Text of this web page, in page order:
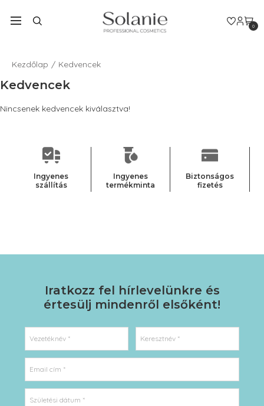
0
Kezdőlap Kedvencek
Kedvencek
Nincsenek kedvencek kiválasztva!
Ingyenes
szállítás
Ingyenes
termékminta
Biztonságos
fizetés
Iratkozz fel hírlevelünkre és
értesülj mindenről elsőként!
Vezetéknév * Keresztnév *
Email cím *
Születési dátum *